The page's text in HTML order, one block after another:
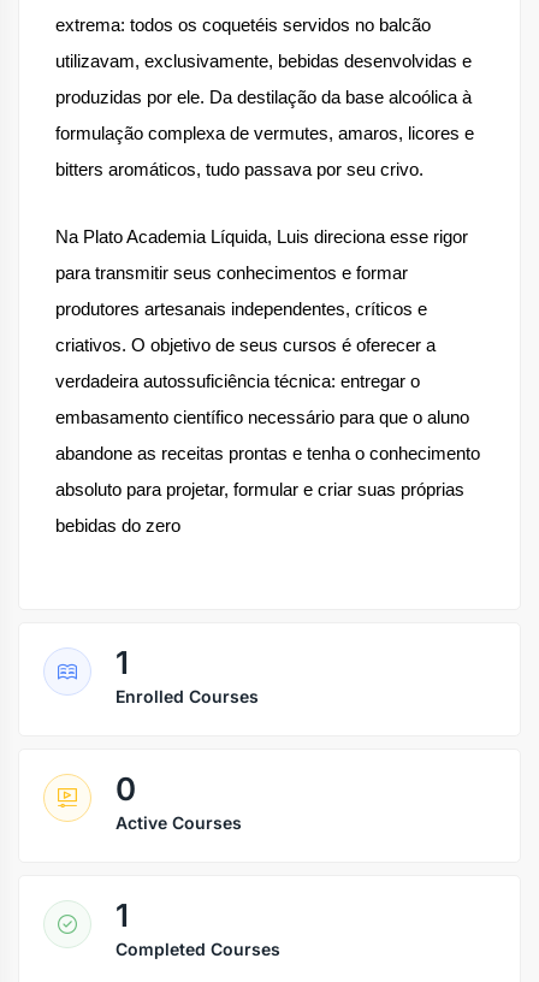
extrema: todos os coquetéis servidos no balcão
utilizavam, exclusivamente, bebidas desenvolvidas e
produzidas por ele. Da destilação da base alcoólica à
formulação complexa de vermutes, amaros, licores e
bitters aromáticos, tudo passava por seu crivo.
Na Plato Academia Líquida, Luis direciona esse rigor
para transmitir seus conhecimentos e formar
produtores artesanais independentes, críticos e
criativos. O objetivo de seus cursos é oferecer a
verdadeira autossuficiência técnica: entregar o
embasamento científico necessário para que o aluno
abandone as receitas prontas e tenha o conhecimento
absoluto para projetar, formular e criar suas próprias
bebidas do zero
1
Enrolled Courses
0
Active Courses
1
Completed Courses